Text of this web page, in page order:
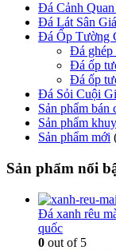
Đá Cảnh
Đá Lát Sân
Đá Ốp Tường
Đá ghép
Đá ốp
Đá ốp
Đá Sỏi Cuội
Sản phẩm bán
Sản phẩm
Sản phẩm mới
Sản phẩm nổi
Đá xanh rêu
quốc
0 out of 5